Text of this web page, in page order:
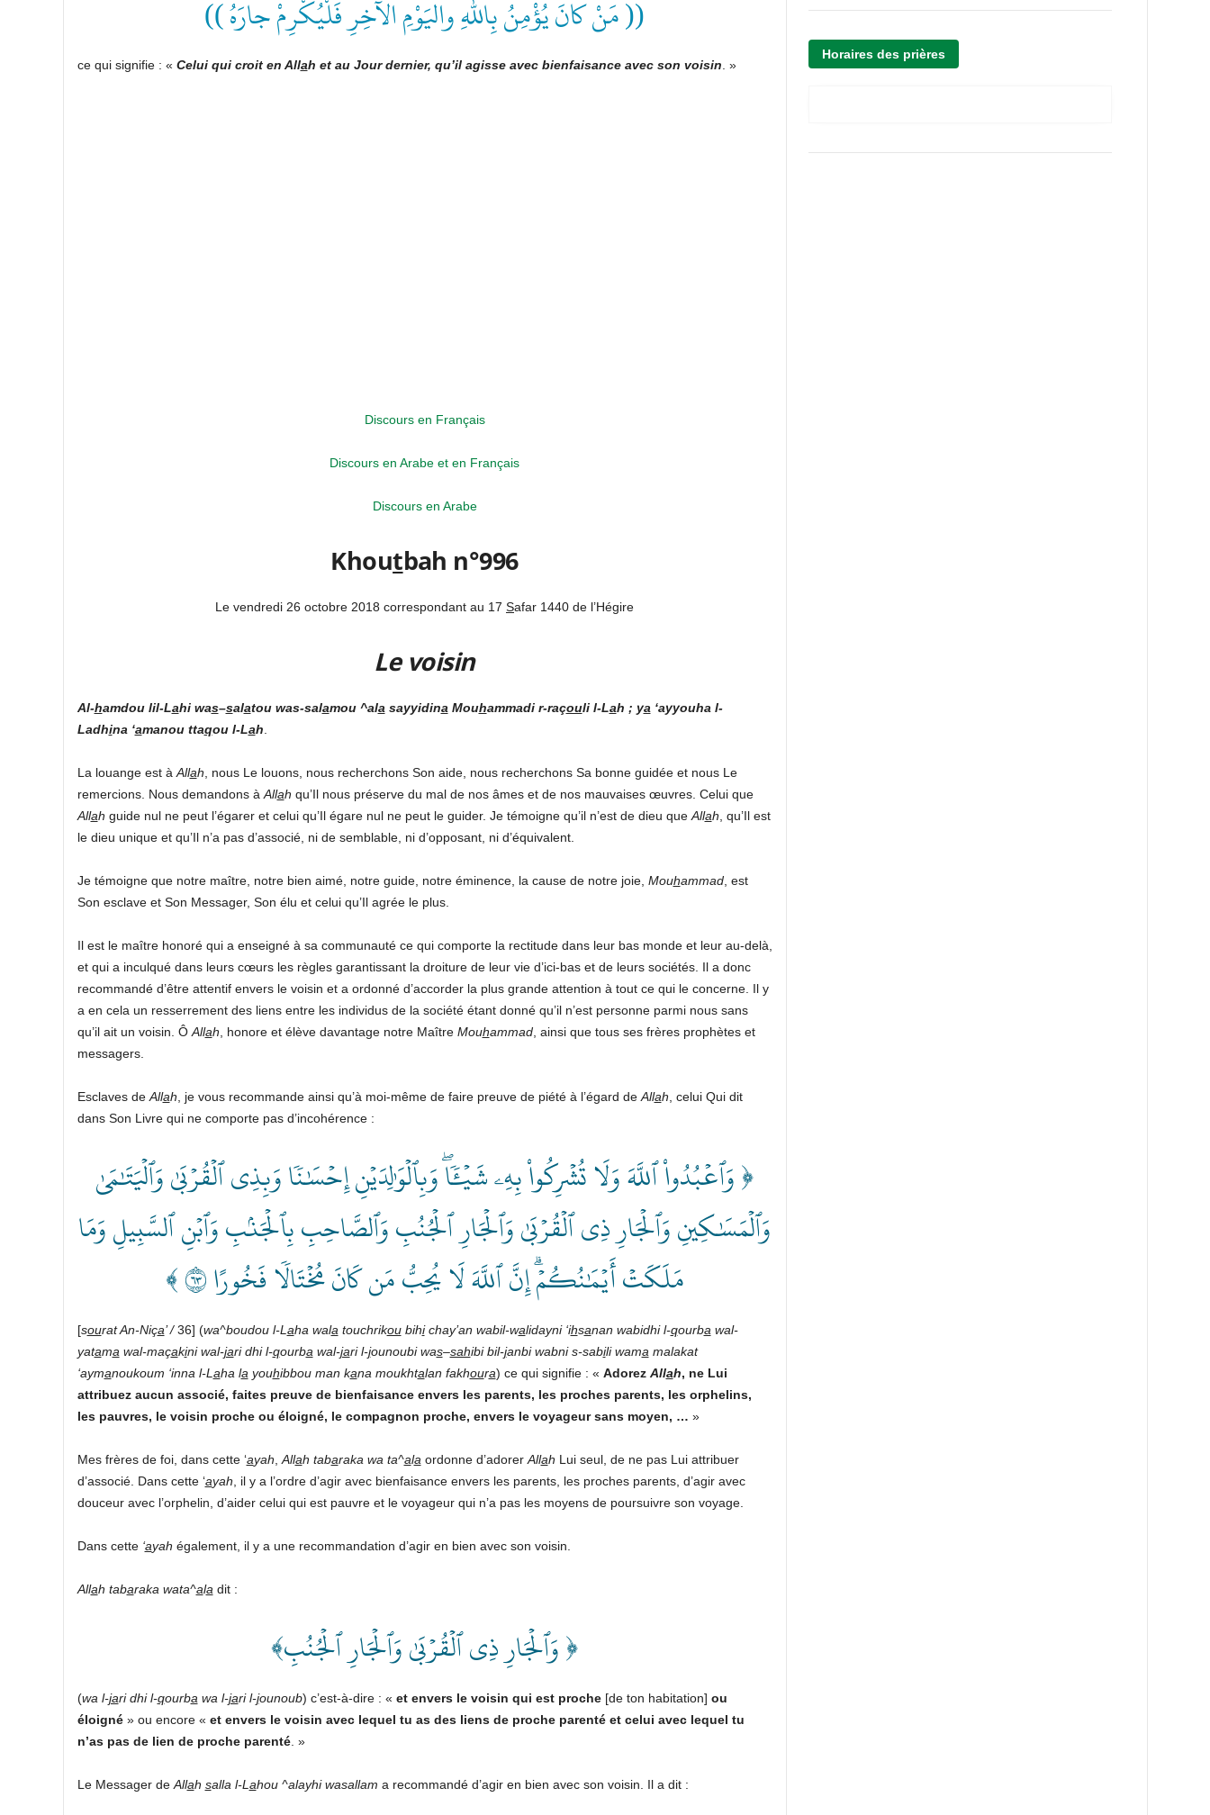
(( مَنْ كانَ يُؤْمِنُ بِاللهِ واليَوْمِ الآخِرِ فَلْيُكْرِمْ جارَهُ ))
ce qui signifie : « Celui qui croit en Allah et au Jour dernier, qu’il agisse avec bienfaisance avec son voisin . »
Discours en Français
Discours en Arabe et en Français
Discours en Arabe
Khoutbah n°996
Le vendredi 26 octobre 2018 correspondant au 17 Safar 1440 de l’Hégire
Le voisin
Al-hamdou lil-Lahiwas–salatou was-salamou ^ala sayyidina Mouhammadi r-raçouli l-Lah ; ya ‘ayyouha l-
Ladhina ‘amanou ttaqou l-Lah
La louange est à Allah , nous Le louons, nous recherchons Son aide, nous recherchons Sa bonne guidée et nous Le
remercions. Nous demandons à Allah qu’Il nous préserve du mal de nos âmes et de nos mauvaises œuvres. Celui que
Allah guide nul ne peut l’égarer et celui qu’Il égare nul ne peut le guider. Je témoigne qu’il n’est de dieu que Allah , qu’Il est
le dieu unique et qu’Il n’a pas d’associé, ni de semblable, ni d’opposant, ni d’équivalent.
Je témoigne que notre maître, notre bien aimé, notre guide, notre éminence, la cause de notre joie, Mouhammad, est
Son esclave et Son Messager, Son élu et celui qu’Il agrée le plus.
Il est le maître honoré qui a enseigné à sa communauté ce qui comporte la rectitude dans leur bas monde et leur au-delà,
et qui a inculqué dans leurs cœurs les règles garantissant la droiture de leur vie d’ici-bas et de leurs sociétés. Il a donc
recommandé d’être attentif envers le voisin et a ordonné d’accorder la plus grande attention à tout ce qui le concerne. Il y
a en cela un resserrement des liens entre les individus de la société étant donné qu’il n’est personne parmi nous sans
qu’il ait un voisin. Ô Allah , honore et élève davantage notre Maître Mouhammad, ainsi que tous ses frères prophètes et
messagers.
Esclaves de Allah , je vous recommande ainsi qu’à moi-même de faire preuve de piété à l’égard de Allah , celui Qui dit
dans Son Livre qui ne comporte pas d’incohérence :
﴿ وَٱعۡبُدُواْ ٱللَّهَ وَلَا تُشۡرِكُواْ بِهِۦ شَيۡ‍ٔٗاۖ وَبِٱلۡوَٰلِدَيۡنِ إِحۡسَٰنٗا وَبِذِي ٱلۡقُرۡبَىٰ وَٱلۡيَتَٰمَىٰ
وَٱلۡمَسَٰكِينِ وَٱلۡجَارِ ذِي ٱلۡقُرۡبَىٰ وَٱلۡجَارِ ٱلۡجُنُبِ وَٱلصَّاحِبِ بِٱلۡجَنۢبِ وَٱبۡنِ ٱلسَّبِيلِ وَمَا
مَلَكَتۡ أَيۡمَٰنُكُمۡۗ إِنَّ ٱللَّهَ لَا يُحِبُّ مَن كَانَ مُخۡتَالٗا فَخُورًا ٣٦ ﴾
[sourat An-Niça’ /36] (wa^boudou l-L aha wala touchrikoubihichay’an wabil-walidayni ‘ihsanan wabidhi l-qourba wal-
yatama wal-maçakini wal-jari dhi l-qourba wal-jari l-jounoubi was–sahibi bil-janbi wabni s-sabili wama malakat
‘aymanoukoum ‘inna l-L aha la youhibbou man kana moukhtalan fakhoura) ce qui signifie : « Adorez Allah, ne Lui
attribuez aucun associé, faites preuve de bienfaisance envers les parents, les proches parents, les orphelins,
les pauvres, le voisin proche ou éloigné, le compagnon proche, envers le voyageur sans moyen, … »
Mes frères de foi, dans cette ‘ayah Allah tabaraka wa ta^ala ordonne d’adorer Allah Lui seul, de ne pas Lui attribuer
d’associé. Dans cette ‘ayah , il y a l’ordre d’agir avec bienfaisance envers les parents, les proches parents, d’agir avec
douceur avec l’orphelin, d’aider celui qui est pauvre et le voyageur qui n’a pas les moyens de poursuivre son voyage.
Dans cette ‘ayah également, il y a une recommandation d’agir en bien avec son voisin.
Allah tabaraka wata^ala dit :
﴿ وَٱلۡجَارِ ذِي ٱلۡقُرۡبَىٰ وَٱلۡجَارِ ٱلۡجُنُبِ﴾
(wa l-jari dhi l-qourba wa l-jari l-jounoub) c’est-à-dire : « et envers le voisin qui est proche [de ton habitation] ou
éloigné» ou encore « et envers le voisin avec lequel tu as des liens de proche parenté et celui avec lequel tu
n’as pas de lien de proche parenté. »
Le Messager de Allah salla l-L ahou ^alayhi wasallam a recommandé d’agir en bien avec son voisin. Il a dit :
Horaires des prières